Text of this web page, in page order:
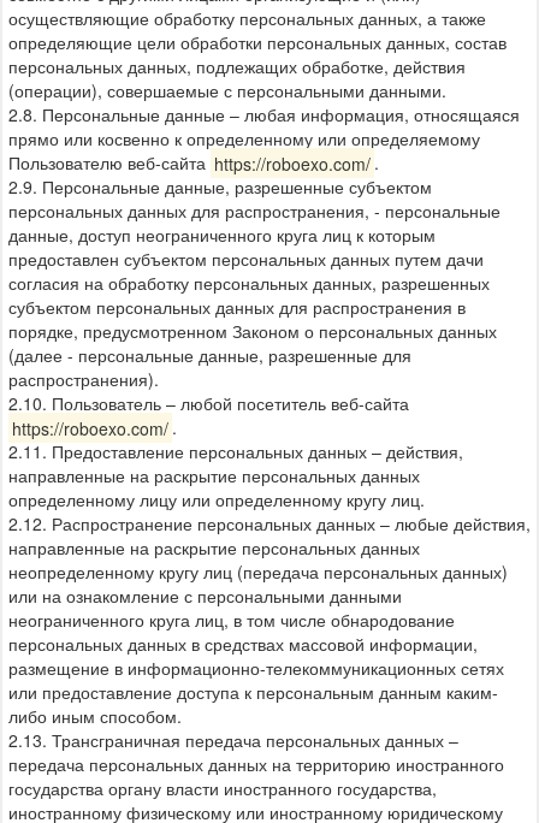
осуществляющие обработку персональных данных, а также
определяющие цели обработки персональных данных, состав
персональных данных, подлежащих обработке, действия
(операции), совершаемые с персональными данными.
2.8. Персональные данные – любая информация, относящаяся
прямо или косвенно к определенному или определяемому
Пользователю веб-сайта https://roboexo.com/ .
2.9. Персональные данные, разрешенные субъектом
персональных данных для распространения, - персональные
данные, доступ неограниченного круга лиц к которым
предоставлен субъектом персональных данных путем дачи
согласия на обработку персональных данных, разрешенных
субъектом персональных данных для распространения в
порядке, предусмотренном Законом о персональных данных
(далее - персональные данные, разрешенные для
распространения).
2.10. Пользователь – любой посетитель веб-сайта
https://roboexo.com/ .
2.11. Предоставление персональных данных – действия,
направленные на раскрытие персональных данных
определенному лицу или определенному кругу лиц.
2.12. Распространение персональных данных – любые действия,
направленные на раскрытие персональных данных
неопределенному кругу лиц (передача персональных данных)
или на ознакомление с персональными данными
неограниченного круга лиц, в том числе обнародование
персональных данных в средствах массовой информации,
размещение в информационно-телекоммуникационных сетях
или предоставление доступа к персональным данным каким-
либо иным способом.
2.13. Трансграничная передача персональных данных –
передача персональных данных на территорию иностранного
государства органу власти иностранного государства,
иностранному физическому или иностранному юридическому